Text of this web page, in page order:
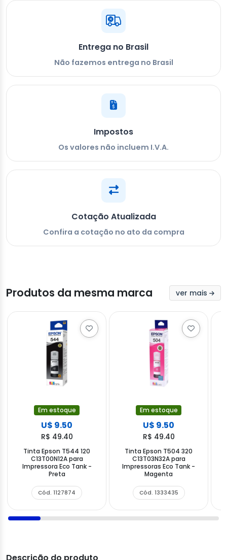
Entrega no Brasil
Não fazemos entrega no Brasil
Impostos
Os valores não incluem I.V.A.
Cotação Atualizada
Confira a cotação no ato da compra
Produtos da mesma marca ver mais
Em estoque
U$ 9.50
R$ 49.40
Tinta Epson T544 120
C13T00N12A para
Impressora Eco Tank -
Preta
Cód. 1127874
Em estoque
U$ 9.50
R$ 49.40
Tinta Epson T504 320
C13T03N32A para
Impressoras Eco Tank -
Magenta
Cód. 1333435